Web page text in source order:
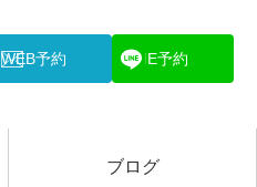
WEB予約 LINE予約
ブログ